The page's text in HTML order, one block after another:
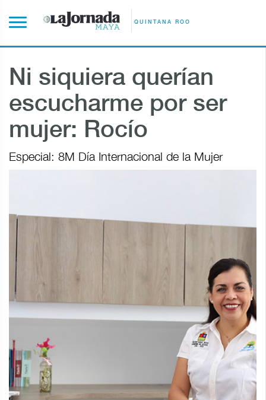
QUINTANA ROO
Ni siquiera querían
escucharme por ser
mujer: Rocío
Especial: 8M Día Internacional de la Mujer